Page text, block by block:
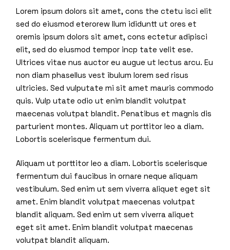
Lorem ipsum dolors sit amet, cons the ctetu isci elit
sed do eiusmod eterorew llum ididuntt ut ores et
oremis ipsum dolors sit amet, cons ectetur adipisci
elit, sed do eiusmod tempor incp tate velit ese.
Ultrices vitae nus auctor eu augue ut lectus arcu. Eu
non diam phasellus vest ibulum lorem sed risus
ultricies. Sed vulputate mi sit amet mauris commodo
quis. Vulp utate odio ut enim blandit volutpat
maecenas volutpat blandit. Penatibus et magnis dis
parturient montes. Aliquam ut porttitor leo a diam.
Lobortis scelerisque fermentum dui.
Aliquam ut porttitor leo a diam. Lobortis scelerisque
fermentum dui faucibus in ornare neque aliquam
vestibulum. Sed enim ut sem viverra aliquet eget sit
amet. Enim blandit volutpat maecenas volutpat
blandit aliquam. Sed enim ut sem viverra aliquet
eget sit amet. Enim blandit volutpat maecenas
volutpat blandit aliquam.